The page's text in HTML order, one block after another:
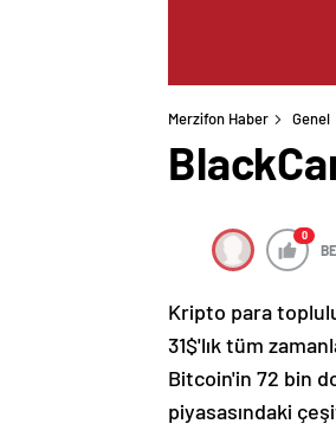
Merzifon Haber Genel
0
Kripto para
31$'lık tüm
Bitcoin'in 72 bin
piyasasındaki